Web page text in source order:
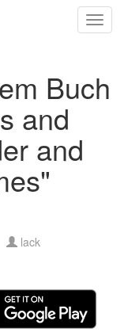
Buch
and
and
lack